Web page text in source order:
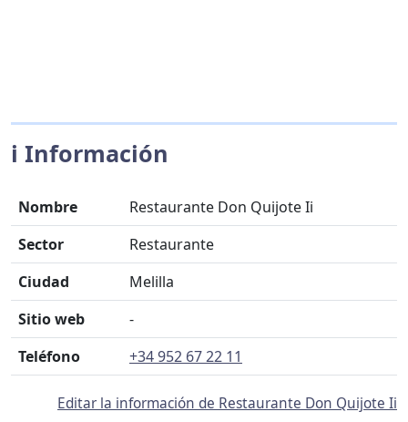
ℹ️ Información
Nombre
Restaurante Don Quijote Ii
Sector
Restaurante
Ciudad
Melilla
Sitio web
-
Teléfono
+34 952 67 22 11
Editar la información de Restaurante Don Quijote Ii